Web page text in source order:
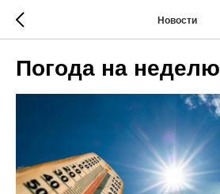
Новости
Погода на неделю